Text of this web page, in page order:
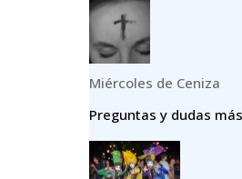
Miércoles de Ceniza
Preguntas y dudas